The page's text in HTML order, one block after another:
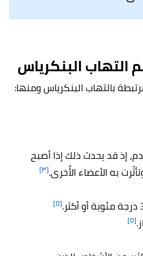
التهاب البنكرياس
بالتهاب البنكرياس ومنها:
إذ قد يحدث ذلك إذا أصبح
به الأعضاء الأُخرى.[٣]
[٥]
[٥]